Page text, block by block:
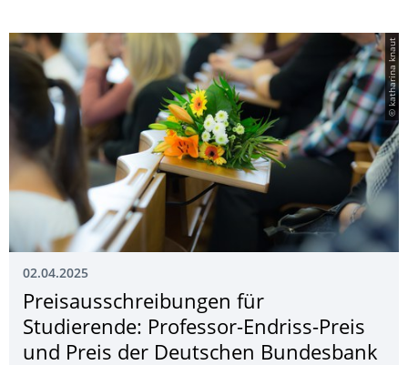
© katharina knaut
02.04.2025
Preisausschreibun­gen für
Studierende: Professor-Endriss-Preis
und Preis der Deutschen Bundesbank